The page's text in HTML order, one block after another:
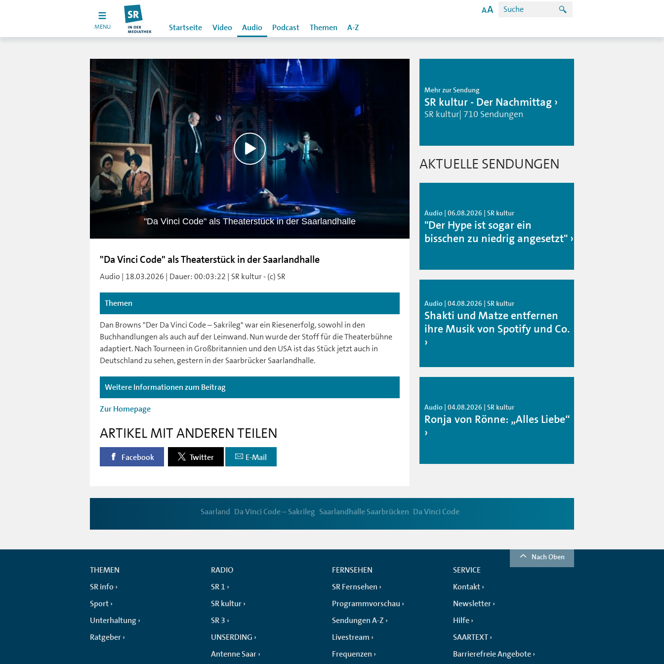
MENU Startseite Video Audio Podcast Themen A-Z
"Da Vinci Code" als Theaterstück in der Saarlandhalle
"Da Vinci Code" als Theaterstück in der Saarlandhalle
Audio | 18.03.2026 | Dauer: 00:03:22 | SR kultur - (c) SR
Themen
Dan Browns "Der Da Vinci Code – Sakrileg" war ein Riesenerfolg, sowohl in den
Buchhandlungen als auch auf der Leinwand. Nun wurde der Stoff für die Theaterbühne
adaptiert. Nach Tourneen in Großbritannien und den USA ist das Stück jetzt auch in
Deutschland zu sehen, gestern in der Saarbrücker Saarlandhalle.
Weitere Informationen zum Beitrag
Zur Homepage
ARTIKEL MIT ANDEREN TEILEN
Facebook Twitter E-Mail
Mehr zur Sendung
SR kultur - Der Nachmittag
SR kultur| 710 Sendungen
AKTUELLE SENDUNGEN
Audio | 06.08.2026 | SR kultur
"Der Hype ist sogar ein
bisschen zu niedrig angesetzt"
Audio | 04.08.2026 | SR kultur
Shakti und Matze entfernen
ihre Musik von Spotify und Co.
Audio | 04.08.2026 | SR kultur
Ronja von Rönne: „Alles Liebe“
Saarland Da Vinci Code – Sakrileg Saarlandhalle Saarbrücken Da Vinci Code
Nach Oben
THEMEN
SR info
Sport
Unterhaltung
Ratgeber
RADIO
SR 1
SR kultur
SR 3
UNSERDING
Antenne Saar
FERNSEHEN
SR Fernsehen
Programmvorschau
Sendungen A-Z
Livestream
Frequenzen
SERVICE
Kontakt
Newsletter
Hilfe
SAARTEXT
Barrierefreie Angebote